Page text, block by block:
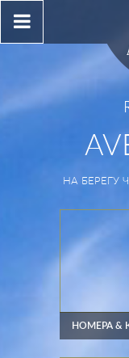
НА БЕРЕГУ
НОМЕРА &